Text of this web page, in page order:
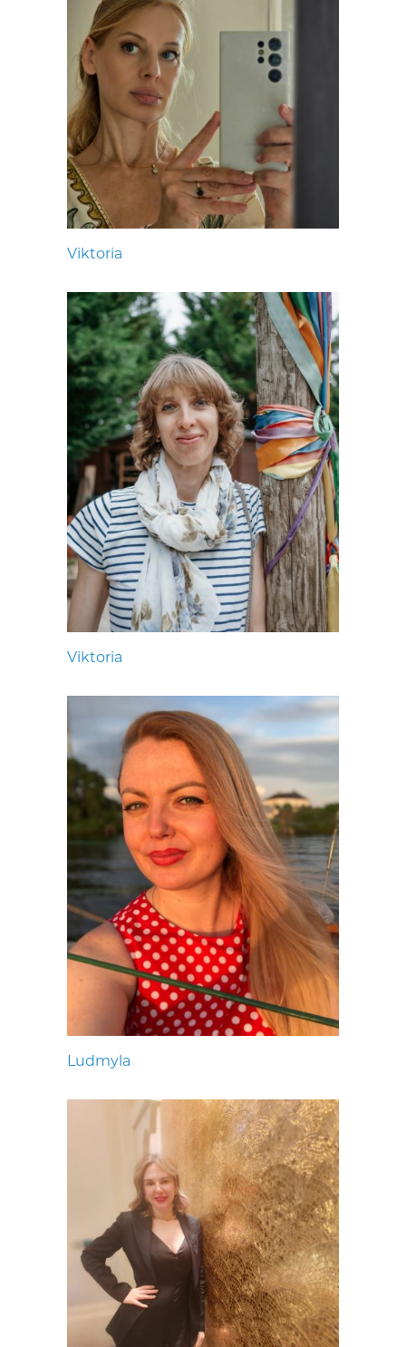
Viktoria
Viktoria
Ludmyla